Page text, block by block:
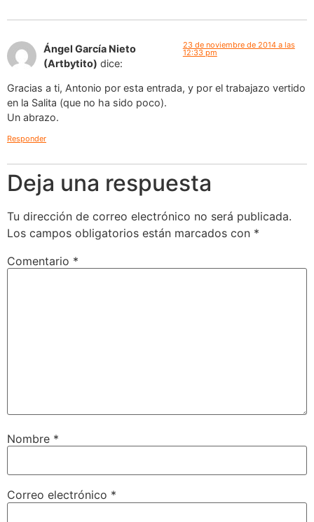
Ángel García Nieto
(Artbytito) dice:
23 de noviembre de 2014 a las
12:33 pm
Gracias a ti, Antonio por esta entrada, y por el trabajazo vertido
en la Salita (que no ha sido poco).
Un abrazo.
Responder
Deja una respuesta
Tu dirección de correo electrónico no será publicada.
Los campos obligatorios están marcados con *
Comentario *
Nombre *
Correo electrónico *